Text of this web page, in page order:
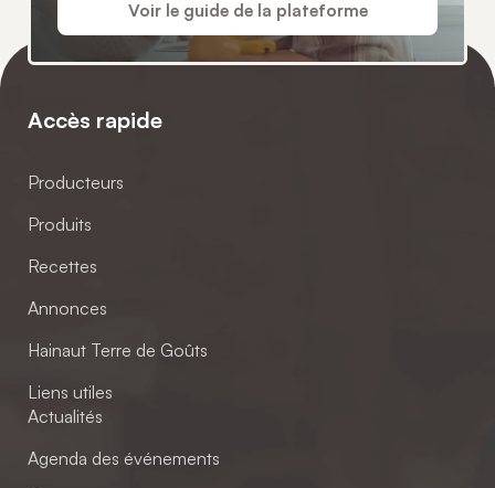
Voir le guide de la plateforme
Accès rapide
Producteurs
Produits
Recettes
Annonces
Hainaut Terre de Goûts
Liens utiles
Actualités
Agenda des événements